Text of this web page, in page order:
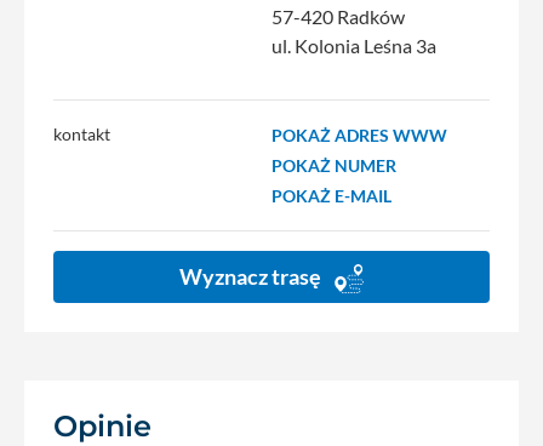
57-420 Radków
ul. Kolonia Leśna 3a
kontakt
POKAŻ ADRES WWW
POKAŻ NUMER
POKAŻ E-MAIL
Wyznacz trasę
Opinie